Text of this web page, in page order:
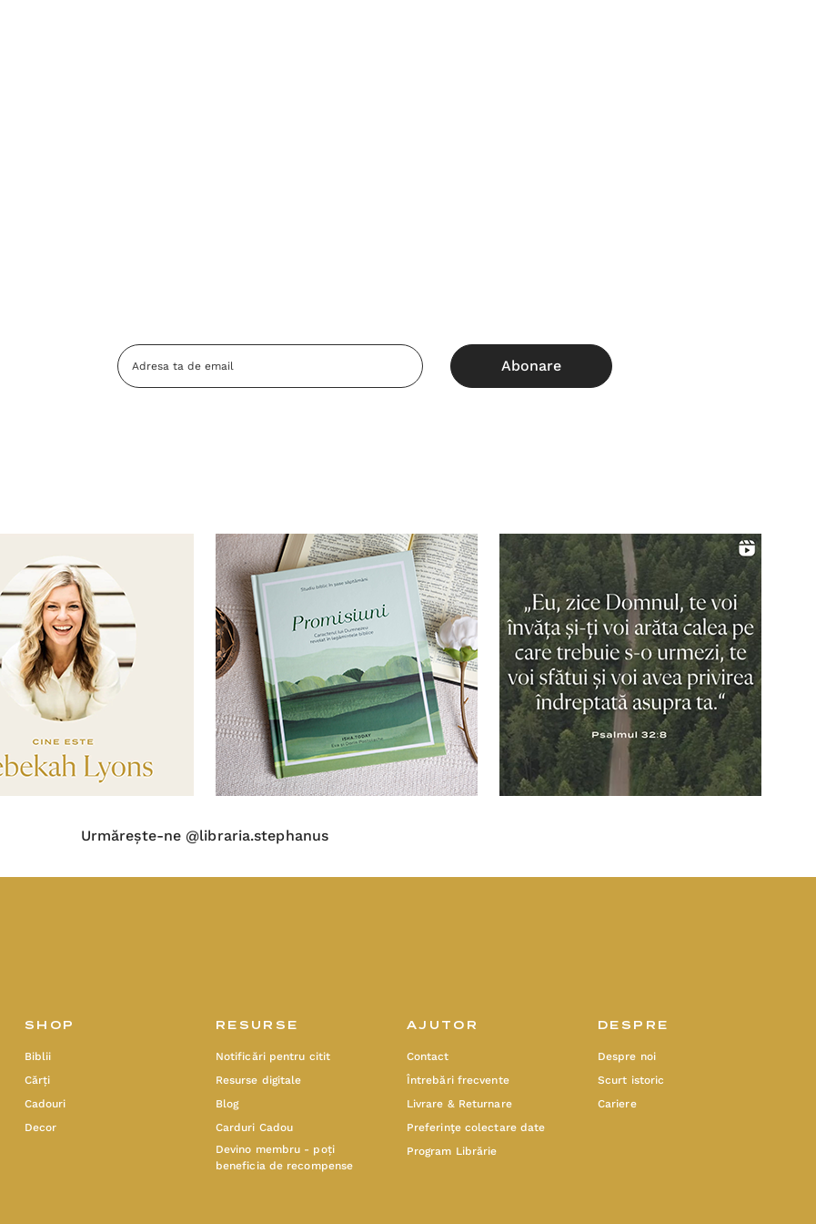
Adresa
Email
Urmărește-ne @libraria.stephanus
SHOP
Biblii
Cărți
Cadouri
Decor
RESURSE
Notificări pentru citit
Resurse digitale
Blog
Carduri Cadou
Devino membru - poți
beneficia de recompense
AJUTOR
Contact
Întrebări frecvente
Livrare & Returnare
Preferinţe colectare date
Program Librărie
DESPRE
Despre noi
Scurt istoric
Cariere